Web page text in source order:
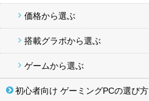
価格から選ぶ
搭載グラボから選ぶ
ゲームから選ぶ
初心者向け ゲーミングPCの選び方